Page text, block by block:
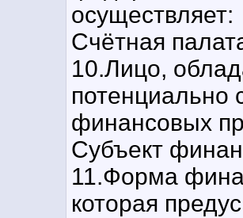
осуществляет:
Счётная
10.Лицо,
потенциально
финансовых
Субъект
11.Форма
которая